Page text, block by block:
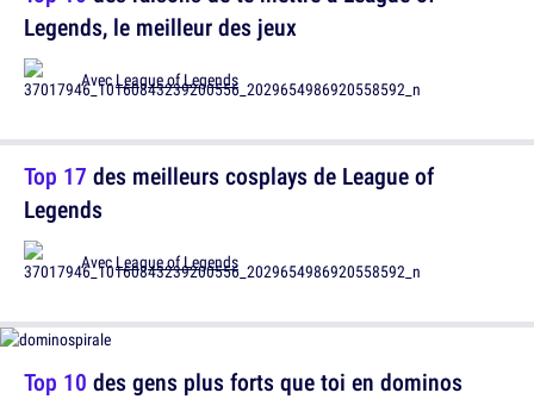
Top 17 des meilleurs cosplays de League of
Legends
AvecLeague of Legends
Legends, le meilleur des jeux
AvecLeague of Legends
Top 10 des gens plus forts que toi en dominos